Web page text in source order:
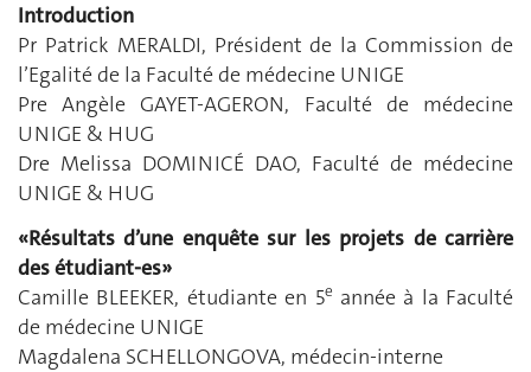
Introduction
Pr Patrick MERALDI, Président de la Commission de
l’Egalité de la Faculté de médecine UNIGE
Pre Angèle GAYET-AGERON, Faculté de médecine
UNIGE & HUG
Dre Melissa DOMINICÉ DAO, Faculté de médecine
UNIGE & HUG
«Résultats d’une enquête sur les projets de carrière
des étudiant-es»
Camille BLEEKER, étudiante en 5e année à la Faculté
de médecine UNIGE
Magdalena SCHELLONGOVA, médecin-interne